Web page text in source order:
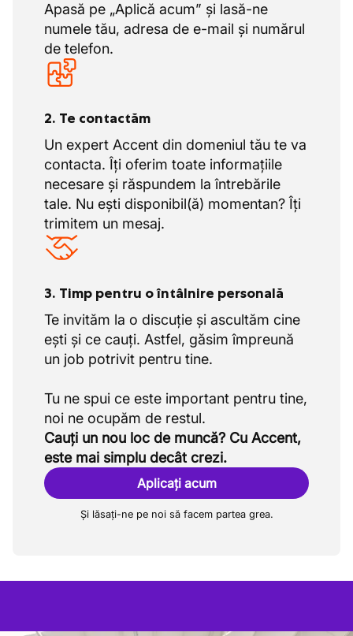
Apasă pe „Aplică acum” și lasă-ne
numele tău, adresa de e-mail și numărul
de telefon.
2. Te contactăm
Un expert Accent din domeniul tău te va
contacta. Îți oferim toate informațiile
necesare și răspundem la întrebările
tale. Nu ești disponibil(ă) momentan? Îți
trimitem un mesaj.
3. Timp pentru o întâlnire personală
Te invităm la o discuție și ascultăm cine
ești și ce cauți. Astfel, găsim împreună
un job potrivit pentru tine.
Tu ne spui ce este important pentru tine,
Cauți un nou loc de muncă? Cu Accent,
este mai simplu decât crezi.
Aplicați acum
Și lăsați-ne pe noi să facem partea grea.